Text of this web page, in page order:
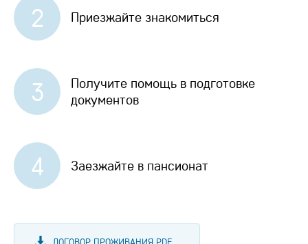
2 Приезжайте знакомиться
3
Получите помощь в подготовке
документов
4 Заезжайте в пансионат